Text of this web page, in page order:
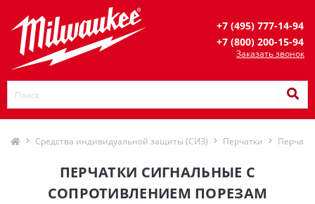
+7 (495) 777-14-94
+7 (800) 200-15-94
Заказать звонок
Средства индивидуальной защиты (СИЗ) Перчатки
ПЕРЧАТКИ СИГНАЛЬНЫЕ С
СОПРОТИВЛЕНИЕМ ПОРЕЗАМ